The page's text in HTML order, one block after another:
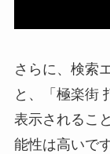
さらに、検索
と、「極楽街
表示されるこ
能性は高いで